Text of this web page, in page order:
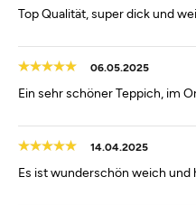
Top Qualität, super dick und
06.05.2025
Ein sehr schöner Teppich, im
14.04.2025
Es ist wunderschön weich